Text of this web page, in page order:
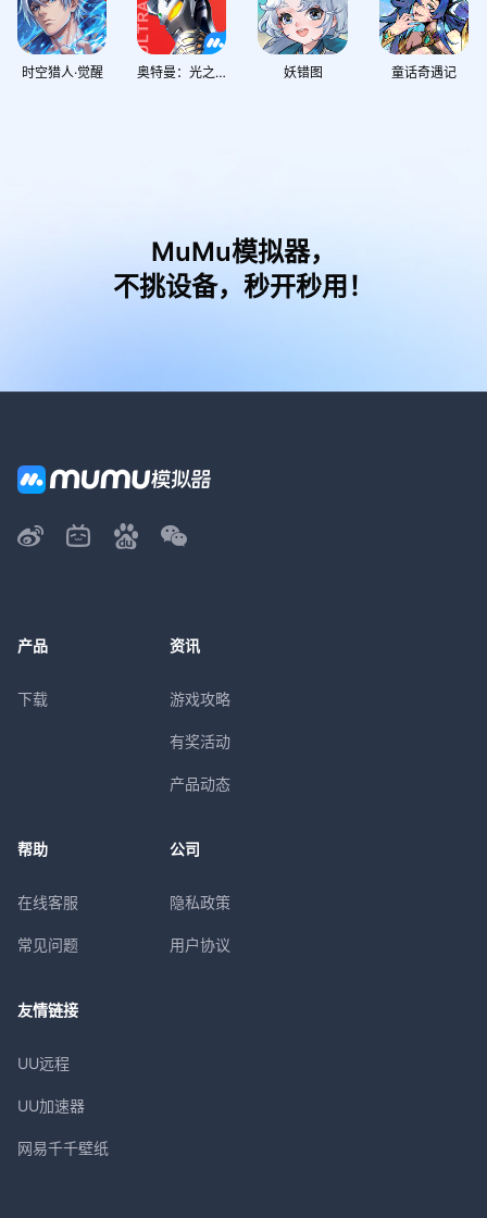
时空猎人·觉醒 奥特曼：光之战士 妖错图 童话奇遇记
MuMu模拟器，
不挑设备，秒开秒用！
产品
下载
资讯
游戏攻略
有奖活动
产品动态
帮助
在线客服
常见问题
公司
隐私政策
用户协议
友情链接
UU远程
UU加速器
网易千千壁纸